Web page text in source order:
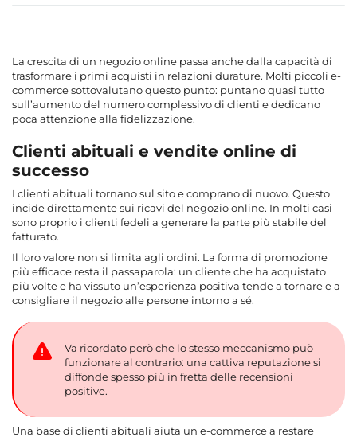
La crescita di un negozio online passa anche dalla capacità di
trasformare i primi acquisti in relazioni durature. Molti piccoli e-
commerce sottovalutano questo punto: puntano quasi tutto
sull’aumento del numero complessivo di clienti e dedicano
poca attenzione alla fidelizzazione.
Clienti abituali e vendite online di
successo
I clienti abituali tornano sul sito e comprano di nuovo. Questo
incide direttamente sui ricavi del negozio online. In molti casi
sono proprio i clienti fedeli a generare la parte più stabile del
fatturato.
Il loro valore non si limita agli ordini. La forma di promozione
più efficace resta il passaparola: un cliente che ha acquistato
più volte e ha vissuto un’esperienza positiva tende a tornare e a
consigliare il negozio alle persone intorno a sé.
Va ricordato però che lo stesso meccanismo può
funzionare al contrario: una cattiva reputazione si
diffonde spesso più in fretta delle recensioni
positive.
Una base di clienti abituali aiuta un e-commerce a restare